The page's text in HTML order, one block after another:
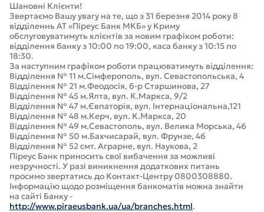
Шановні Клієнти!
Звертаємо Вашу увагу на те, що з 31 березня 2014 року 8
відділеннь АТ «Піреус Банк МКБ» у Криму
обслуговуватимуть клієнтів за новим графіком роботи:
відділення банку з 10:00 по 19:00, каса банку з 10:15 по
18:30.
За наступним графіком роботи працюватимуть відділення:
Відділення № 11 м.Сімферополь, вул. Севастопольська, 4
Відділення № 21 м.Феодосія, б-р Старшинова, 27
Відділення № 45 м.Ялта, вул. К.Маркса, 9/2
Відділення № 47 м.Євпаторія, вул. Інтернаціональна,121
Відділення № 48 м.Керч, вул. К.Маркса, 20
Відділення № 49 м.Севастополь, вул. Велика Морська, 46
Відділення № 50 м.Бахчисарай, вул. Фрунзе, 46
Відділення № 52 смт. Аграрне, вул. Наукова, 2
Піреус Банк приносить свої вибачення за можливі
незручності. У разі виникнення додаткових питань
просимо звертатись до Контакт-Центру 0800308880.
Інформацію щодо розміщення банкоматів можна знайти
на сайті Банку -
http://www.piraeusbank.ua/ua/branches.html.